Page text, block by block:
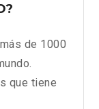
de 1000
que tiene